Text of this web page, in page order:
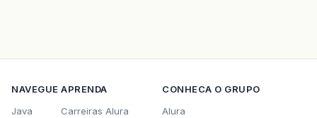
NAVEGUE
Java
APRENDA
Carreiras Alura
CONHECA O GRUPO
Alura